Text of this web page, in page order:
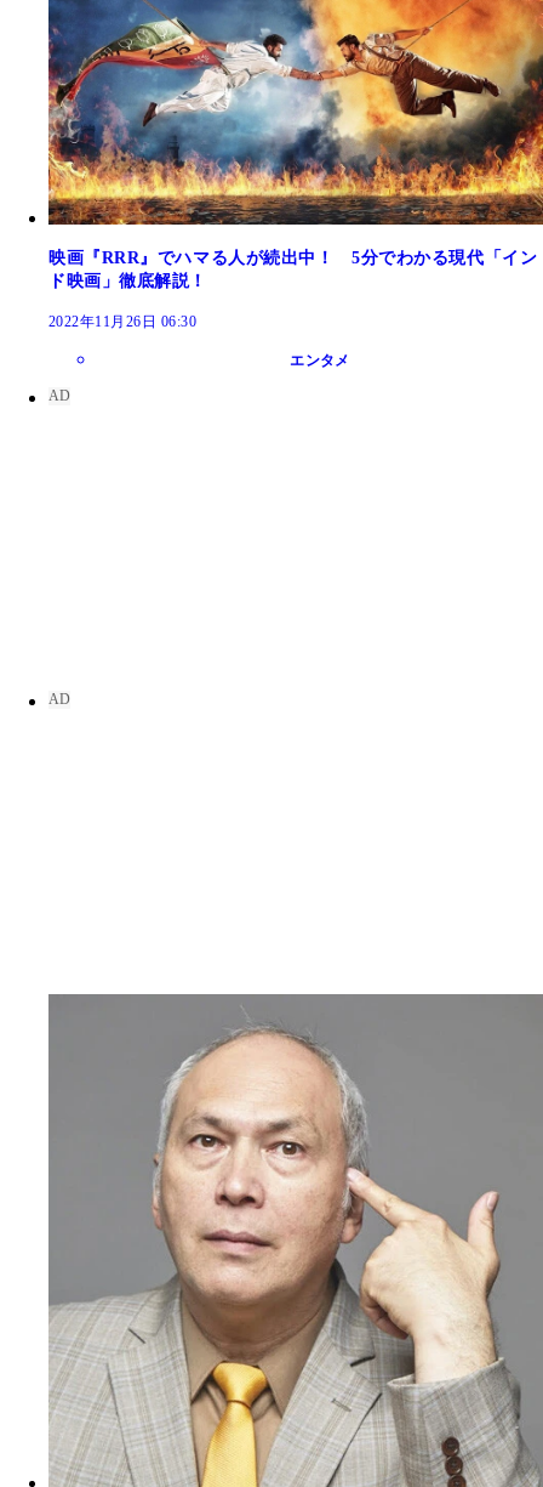
映画『RRR』でハマる人が続出中！ 5分でわかる現代「イン
ド映画」徹底解説！
2022年11月26日 06:30
エンタメ